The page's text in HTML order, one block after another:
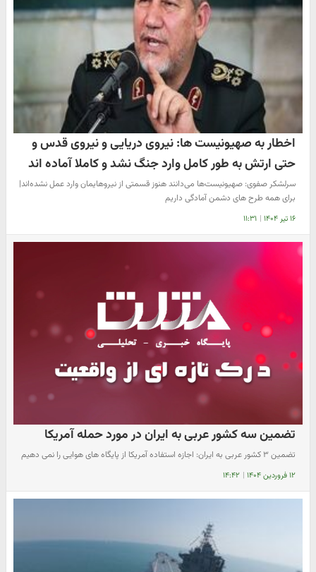
اخطار به صهیونیست ها: نیروی دریایی و نیروی قدس و
حتی ارتش به طور کامل وارد جنگ نشد و کاملا آماده اند
سرلشکر صفوی: صهیونیست‌ها می‌دانند هنوز قسمتی از نیروهایمان وارد عمل نشده‌اند|
برای همه طرح های دشمن آمادگی داریم
۱۶ تیر ۱۴۰۴ | ۱۱:۳۱
تضمین سه کشور عربی به ایران در مورد حمله آمریکا
تضمین ۳ کشور عربی به ایران: اجازه استفاده آمریکا از پایگاه های هوایی را نمی دهیم
۱۲ فروردین ۱۴۰۴ | ۱۴:۴۲